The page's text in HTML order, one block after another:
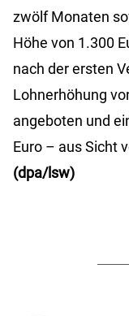
zwölf Monaten
Höhe von 1.300
nach der ersten
Lohnerhöhung
angeboten und
Euro – aus Sicht
(dpa/lsw)